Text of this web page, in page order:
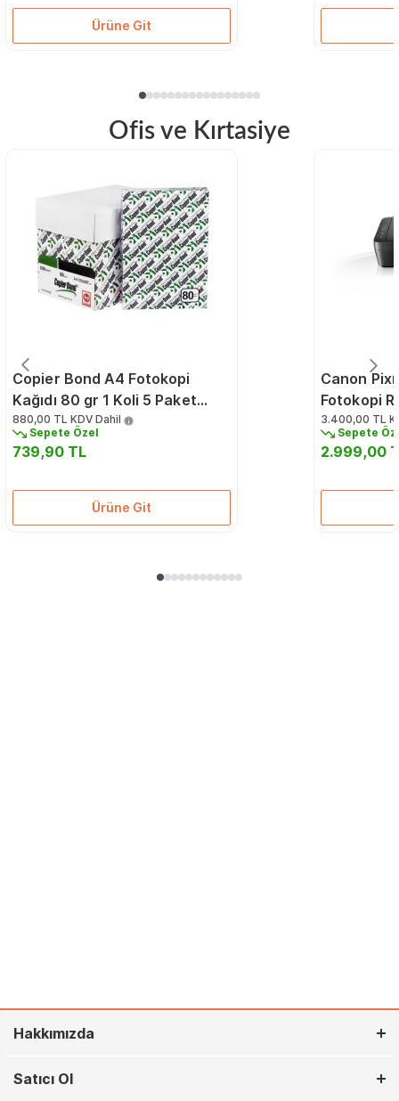
Ürüne Git
Ofis ve Kırtasiye
Copier Bond A4 Fotokopi
Kağıdı 80 gr 1 Koli 5 Paket
2500 Sayfa
880,00 TL KDV Dahil
Sepete Özel
739,90 TL
Ürüne Git
Canon
Fotokopi
3.400,00 TL
Sepete
2.999,00
Hakkımızda
Satıcı Ol